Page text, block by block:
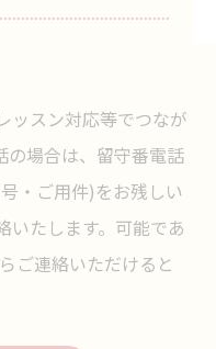
ッスン対応等でつなが
の場合は、留守番電話
・ご用件)をお残しい
いたします。可能であ
ご連絡いただけると